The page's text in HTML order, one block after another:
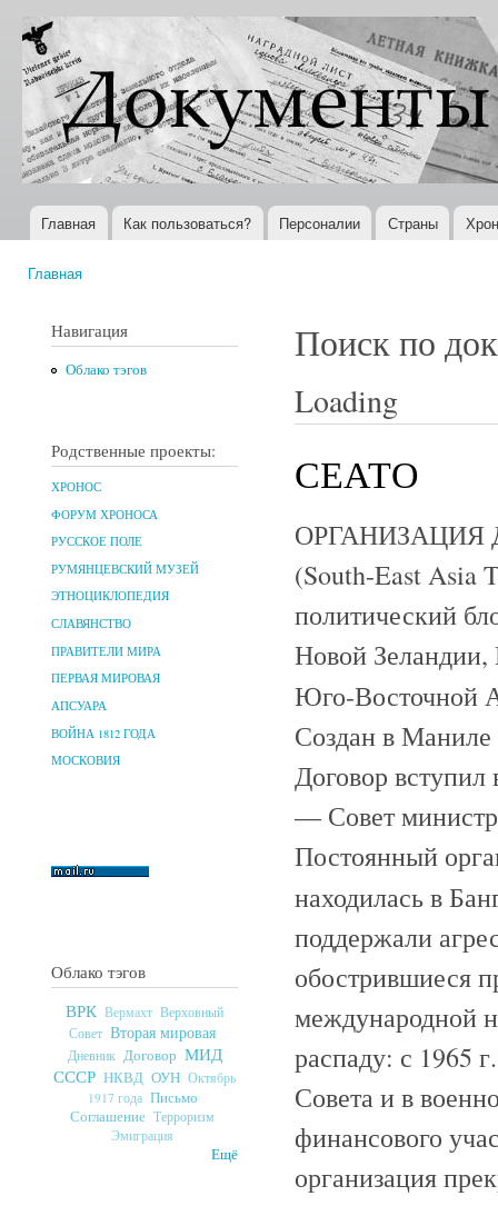
Документы
XX века
Всемирная
история в
Интернете
Главное меню
Главная Как пользоваться? Персоналии Страны
Главная
Навигация
Облако тэгов
Родственные проекты:
ХРОНОС
ФОРУМ ХРОНОСА
РУССКОЕ ПОЛЕ
РУМЯНЦЕВСКИЙ МУЗЕЙ
ЭТНОЦИКЛОПЕДИЯ
СЛАВЯНСТВО
ПРАВИТЕЛИ МИРА
ПЕРВАЯ МИРОВАЯ
АПСУАРА
ВОЙНА 1812 ГОДА
МОСКОВИЯ
Облако тэгов
ВРК Вермахт Верховный
Совет Вторая мировая
Дневник Договор МИД
СССР НКВД ОУН Октябрь
1917 года Письмо
Соглашение Терроризм
Эмиграция
Ещё
Поиск по
Loading
СЕАТО
ОРГАНИЗАЦИЯ
(South-East Asia
политический
Новой Зеландии,
Юго-Восточной
Создан в
Договор
— Совет
Постоянный
находилась в
поддержали
обострившиеся
международной
распаду: с 1965
Совета и в
финансового
организация